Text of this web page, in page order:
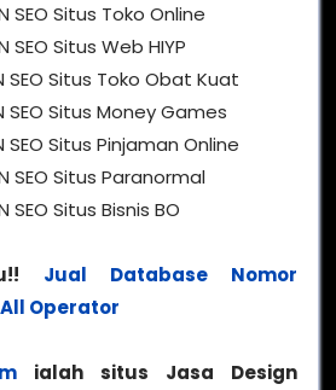
SEO Situs Toko Online
SEO Situs Web HIYP
SEO Situs Toko Obat Kuat
SEO Situs Money Games
SEO Situs Pinjaman Online
SEO Situs Paranormal
SEO Situs Bisnis BO
Jual Database Nomor
Operator
ialah situs Jasa Design